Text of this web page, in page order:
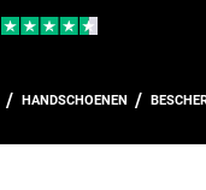
HANDSCHOENEN